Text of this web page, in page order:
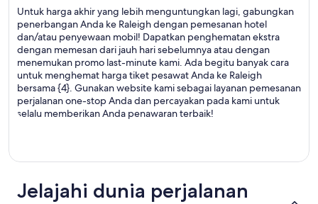
Untuk harga akhir yang lebih menguntungkan lagi, gabungkan
penerbangan Anda ke Raleigh dengan pemesanan hotel
dan/atau penyewaan mobil! Dapatkan penghematan ekstra
dengan memesan dari jauh hari sebelumnya atau dengan
menemukan promo last-minute kami. Ada begitu banyak cara
untuk menghemat harga tiket pesawat Anda ke Raleigh
bersama {4}. Gunakan website kami sebagai layanan pemesanan
perjalanan one-stop Anda dan percayakan pada kami untuk
selalu memberikan Anda penawaran terbaik!
Jelajahi dunia perjalanan